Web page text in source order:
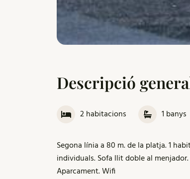
Descripció
2habitacions 1 banys
Segona línia a 80 m. de la platja. 1
individuals. Sofa llit doble al
Aparcament. Wifi